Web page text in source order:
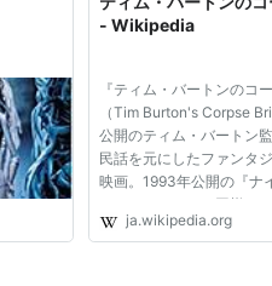
- Wikipedia
『ティム・バートンのコ
（Tim Burton's Corpse
公開のティム・バートン
民話を元にしたファンタ
映画。1993年公開の『ナ
ア・クリスマス』同様、
ン・アニメーション撮影
ja.wikipedia.org